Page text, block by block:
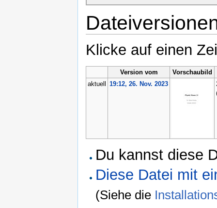
Klicke auf einen
Version vom
Vorschaubild
aktuell
19:12, 26. Nov. 2023
Du kannst diese
Diese Datei mit
(Siehe die